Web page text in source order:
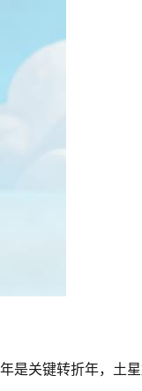
是关键转折年，土